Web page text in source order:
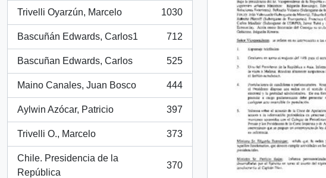
Trivelli Oyarzún, Marcelo
, 1030 resultados
1030
Bascuñán Edwards, Carlos1
, 712 resultados
712
Bascuñan Edwards, Carlos
, 525 resultados
525
Maino Canales, Juan Bosco
, 444 resultados
444
Aylwin Azócar, Patricio
, 397 resultados
397
Trivelli O., Marcelo
, 373 resultados
373
Chile. Presidencia de la
República
, 370 resultados
370